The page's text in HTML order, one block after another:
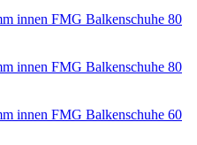
FMG Balkenschuhe 80
FMG Balkenschuhe 80
FMG Balkenschuhe 60